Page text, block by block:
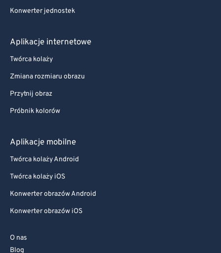
Konwerter jednostek
Aplikacje internetowe
Twórca kolaży
Zmiana rozmiaru obrazu
Przytnij obraz
Próbnik kolorów
Aplikacje mobilne
Twórca kolaży Android
Twórca kolaży iOS
Konwerter obrazów Android
Konwerter obrazów iOS
O nas
Blog